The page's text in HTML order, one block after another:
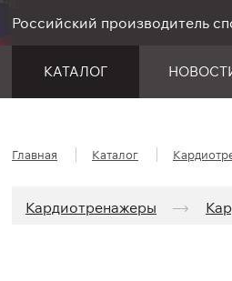
Российский производитель
КАТАЛОГ
Главная Каталог
Кардио­тренажеры